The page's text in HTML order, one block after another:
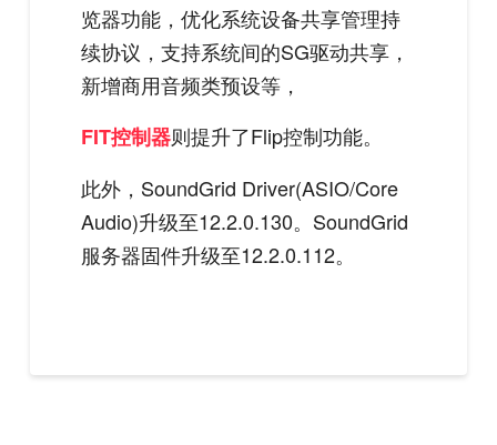
览器功能，优化系统设备共享管理持
续协议，支持系统间的SG驱动共享，
新增商用音频类预设等，
FIT控制器则提升了Flip控制功能。
此外，SoundGrid Driver(ASIO/Core
Audio)升级至12.2.0.130。SoundGrid
服务器固件升级至12.2.0.112。